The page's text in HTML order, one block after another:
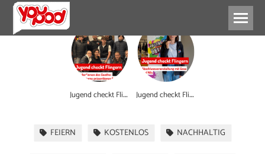
J
ugend checkt Flingern J
ugend checkt Flingern
FEIERN KOSTENLOS NACHHALTIG